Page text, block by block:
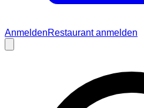
AnmeldenRestaurant anmelden